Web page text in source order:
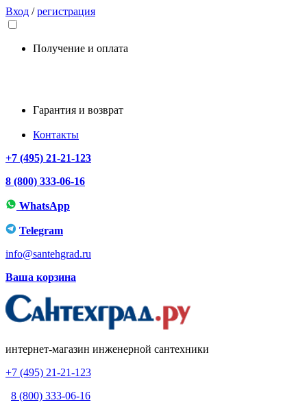
Вход /регистрация
Получение и оплата
Гарантия и возврат
Контакты
+7 (495) 21-21-123
8 (800) 333-06-16
WhatsApp
Telegram
info@santehgrad.ru
Ваша корзина
интернет-магазин инженерной сантехники
+7 (495) 21-21-123
8 (800) 333-06-16